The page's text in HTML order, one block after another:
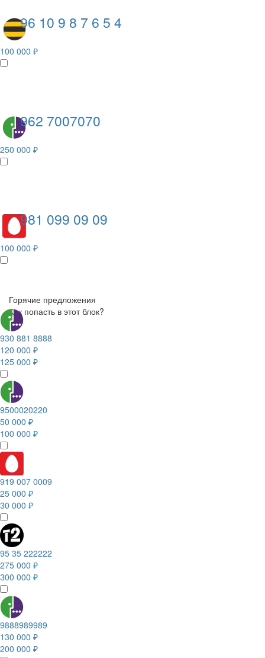
96 10 9 8 7 6 5 4
100 000 ₽
962 7007070
250 000 ₽
981 099 09 09
100 000 ₽
Горячие предложения
Как попасть в этот блок?
930 881 8888
120 000 ₽
125 000 ₽
9500020220
50 000 ₽
100 000 ₽
919 007 0009
25 000 ₽
30 000 ₽
95 35 222222
275 000 ₽
300 000 ₽
9888989989
130 000 ₽
200 000 ₽